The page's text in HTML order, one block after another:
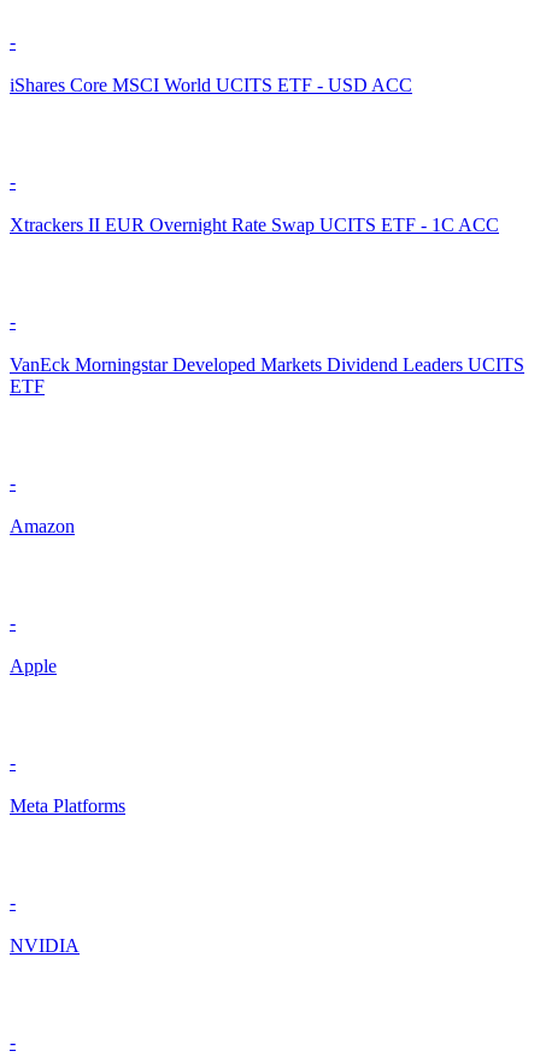
-
iShares Core MSCI World UCITS ETF - USD ACC
-
Xtrackers II EUR Overnight Rate Swap UCITS ETF - 1C ACC
-
VanEck Morningstar Developed Markets Dividend Leaders UCITS
ETF
-
Amazon
-
Apple
-
Meta Platforms
-
NVIDIA
-